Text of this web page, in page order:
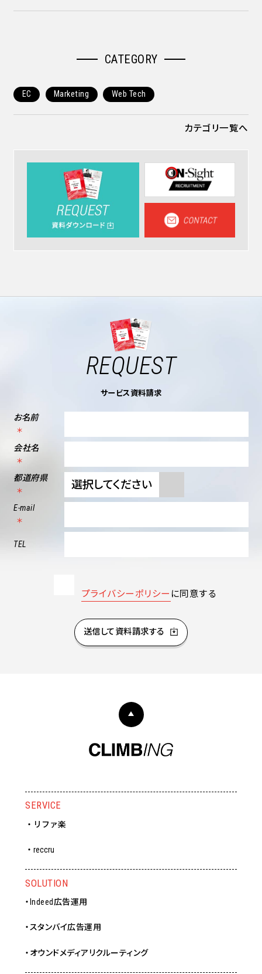
CATEGORY
EC Marketing Web Tech
カテゴリ一覧へ
REQUEST
サービス資料請求
お名前
会社名
都道府県
E-mail
TEL
プライバシーポリシー に同意する
送信して資料請求する
SERVICE
・リファ楽
・reccru
SOLUTION
・Indeed広告運用
・スタンバイ広告運用
・オウンドメディアリクルーティング